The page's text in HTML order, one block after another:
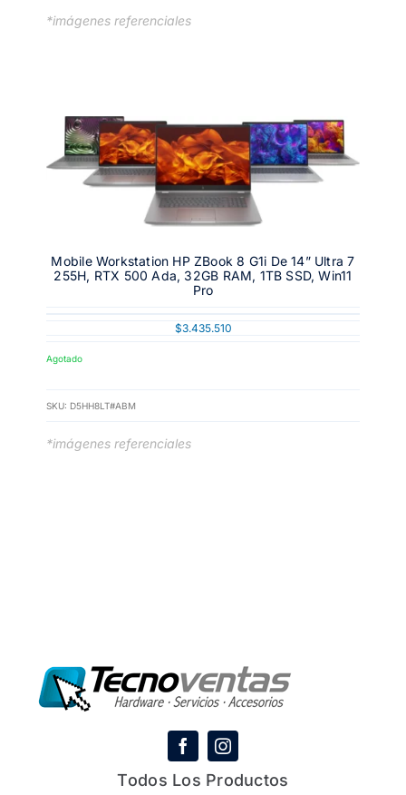
*imágenes referenciales
Mobile Workstation HP ZBook 8 G1i De 14” Ultra 7
255H, RTX 500 Ada, 32GB RAM, 1TB SSD, Win11
Pro
$3.435.510
Agotado
SKU: D5HH8LT#ABM
*imágenes referenciales
Todos Los Productos